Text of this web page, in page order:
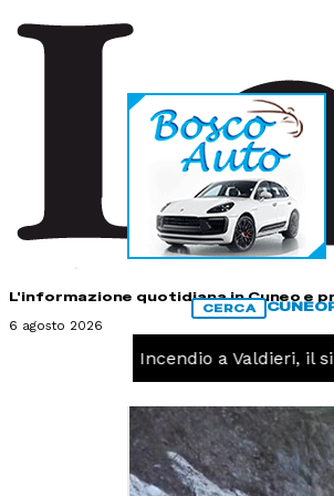
L'informazione quotidiana in Cuneo e
6 agosto 2026
CERCA CUNEO
Incendio a Valdieri, il